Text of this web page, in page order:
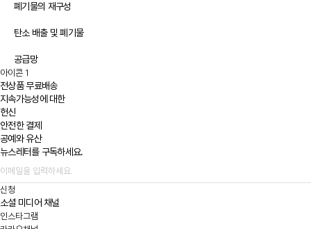
폐기물의 재구성
탄소 배출 및 폐기물
공급망
아이콘 1
전상품 무료배송
지속가능성에 대한
헌신
안전한 결제
공예와 유산
뉴스레터를 구독하세요.
신청
소셜 미디어 채널
인스타그램